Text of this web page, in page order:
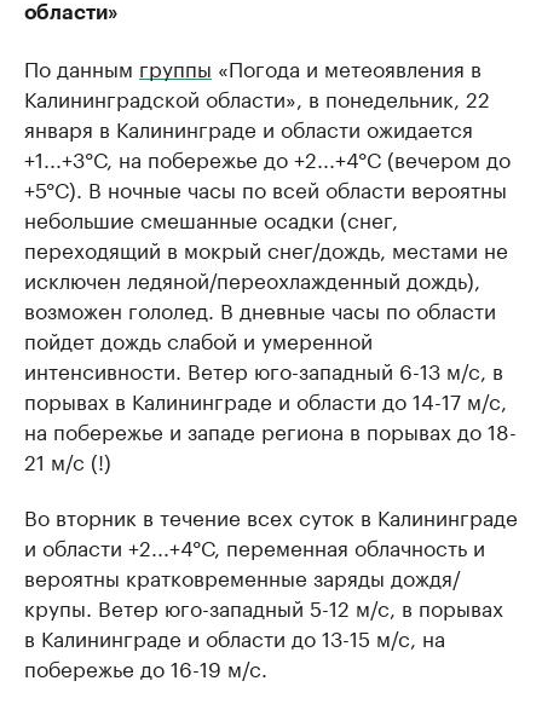
области»
По данным группы «Погода и метеоявления в
Калининградской области», в понедельник, 22
января в Калининграде и области ожидается
+1...+3°С, на побережье до +2...+4°С (вечером до
+5°С). В ночные часы по всей области вероятны
небольшие смешанные осадки (снег,
переходящий в мокрый снег/дождь, местами не
исключен ледяной/переохлажденный дождь),
возможен гололед. В дневные часы по области
пойдет дождь слабой и умеренной
интенсивности. Ветер юго-западный 6-13 м/с, в
порывах в Калининграде и области до 14-17 м/с,
на побережье и западе региона в порывах до 18-
21 м/с (!)
Во вторник в течение всех суток в Калининграде
и области +2...+4°С, переменная облачность и
вероятны кратковременные заряды дождя/
крупы. Ветер юго-западный 5-12 м/с, в порывах
в Калининграде и области до 13-15 м/с, на
побережье до 16-19 м/с.